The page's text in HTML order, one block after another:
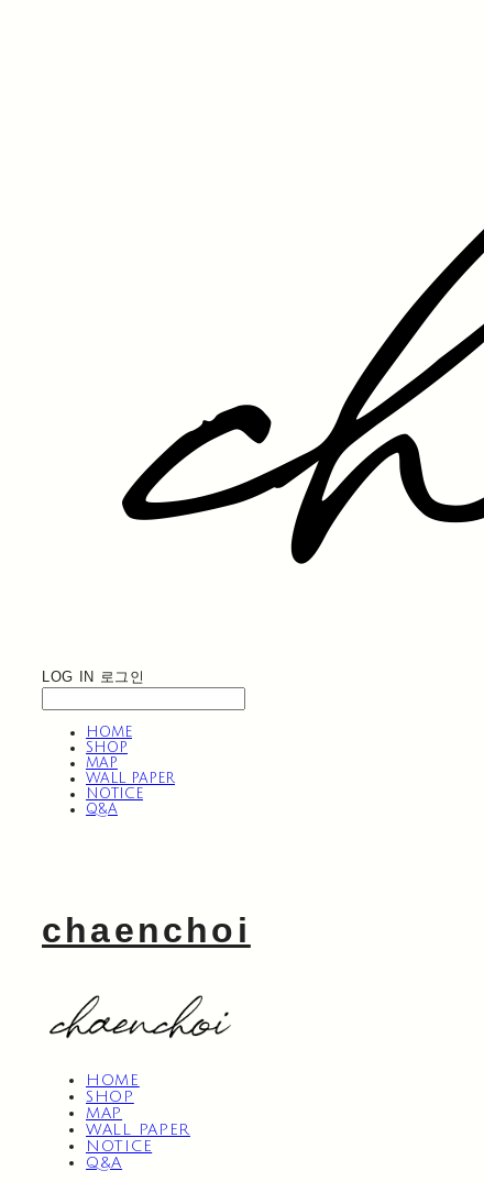
LOG IN 로그인
HOME
SHOP
MAP
WALL PAPER
NOTICE
Q&A
chaenchoi
HOME
SHOP
MAP
WALL PAPER
NOTICE
Q&A